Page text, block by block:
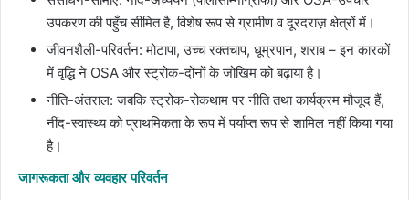
उपकरण की पहुँच सीमित है, विशेष रूप से ग्रामीण व दूरदराज़ क्षेत्रों में।
जीवनशैली-परिवर्तन: मोटापा, उच्च रक्तचाप, धूम्रपान, शराब – इन कारकों
में वृद्धि ने OSA और स्ट्रोक-दोनों के जोखिम को बढ़ाया है।
नीति-अंतराल: जबकि स्ट्रोक-रोकथाम पर नीति तथा कार्यक्रम मौजूद हैं,
नींद-स्वास्थ्य को प्राथमिकता के रूप में पर्याप्त रूप से शामिल नहीं किया गया
है।
जागरूकता और व्यवहार परिवर्तन